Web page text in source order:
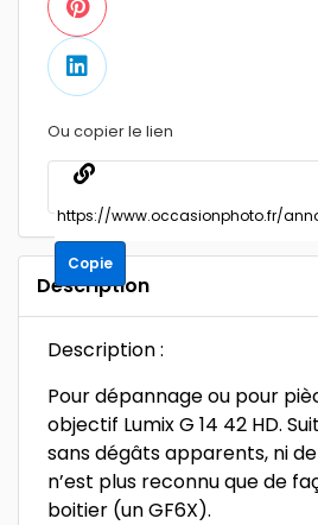
Ou copier le lien
Copie
Description
Description :
Pour dépannage ou pour
objectif Lumix G 14 42 HD.
sans dégâts apparents, ni
n’est plus reconnu que de
boitier (un GF6X).